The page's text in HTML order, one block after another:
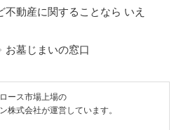
動産に関することなら いえ
お墓じまいの窓口
ース市場上場の
株式会社が運営しています。